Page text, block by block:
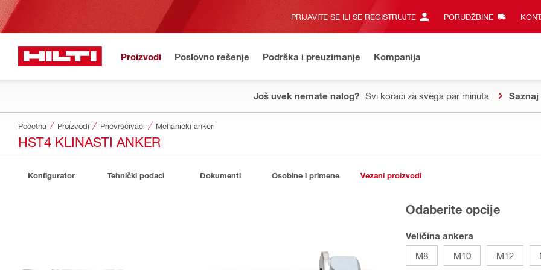
PRIJAVITE SE ILI SE REGISTRUJTE PORUDŽBINE
Proizvodi Poslovno rešenje Podrška i preuzimanje Kompanija
Još uvek nemate nalog? Svi koraci za svega par minuta Saznaj
Početna Proizvodi Pričvršćivači Mehanički ankeri
HST4 KLINASTI ANKER
Konfigurator Tehnički podaci Dokumenti Osobine i primene Vezani proizvodi
Odaberite opcije
Veličina ankera
M8
M10 M12